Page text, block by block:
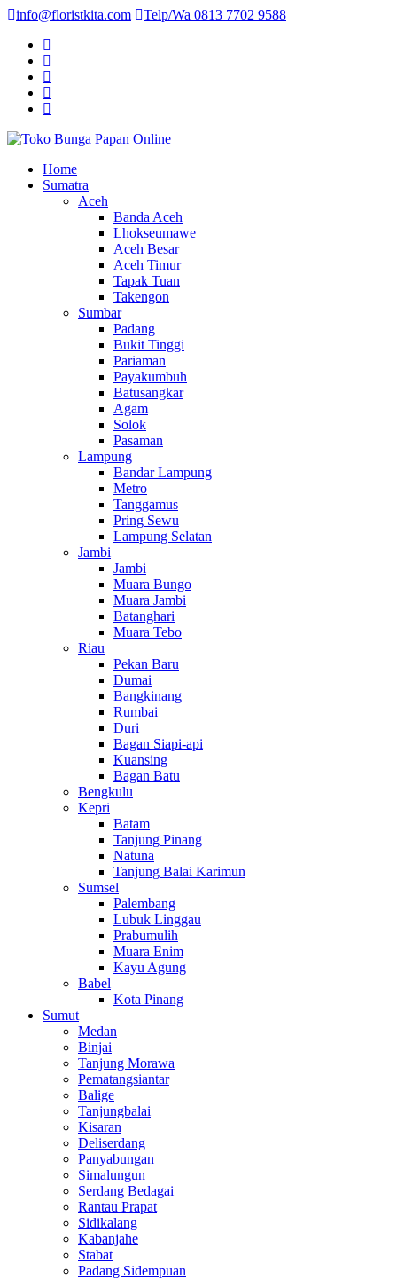
info@floristkita.com Telp/Wa 0813 7702 9588
Toko Bunga Papan Online
Karangan Bunga Kirim Langsung – Cepat di Medan
Home
Sumatra
Aceh
Banda Aceh
Lhokseumawe
Aceh Besar
Aceh Timur
Tapak Tuan
Takengon
Sumbar
Padang
Bukit Tinggi
Pariaman
Payakumbuh
Batusangkar
Agam
Solok
Pasaman
Lampung
Bandar Lampung
Metro
Tanggamus
Pring Sewu
Lampung Selatan
Jambi
Jambi
Muara Bungo
Muara Jambi
Batanghari
Muara Tebo
Riau
Pekan Baru
Dumai
Bangkinang
Rumbai
Duri
Bagan Siapi-api
Kuansing
Bagan Batu
Bengkulu
Kepri
Batam
Tanjung Pinang
Natuna
Tanjung Balai Karimun
Sumsel
Palembang
Lubuk Linggau
Prabumulih
Muara Enim
Kayu Agung
Babel
Kota Pinang
Sumut
Medan
Binjai
Tanjung Morawa
Pematangsiantar
Balige
Tanjungbalai
Kisaran
Deliserdang
Panyabungan
Simalungun
Serdang Bedagai
Rantau Prapat
Sidikalang
Kabanjahe
Stabat
Padang Sidempuan